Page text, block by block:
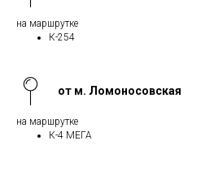
на маршрутке
К-254
от м. Ломоносовская
на маршрутке
К-4 МЕГА